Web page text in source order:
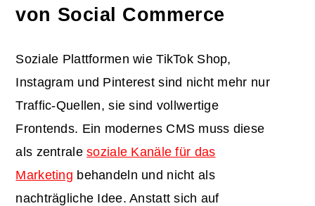
von Social Commerce
Soziale Plattformen wie TikTok Shop,
Instagram und Pinterest sind nicht mehr nur
Traffic-Quellen, sie sind vollwertige
Frontends. Ein modernes CMS muss diese
als zentralesoziale Kanäle für das
Marketing behandeln und nicht als
nachträgliche Idee. Anstatt sich auf